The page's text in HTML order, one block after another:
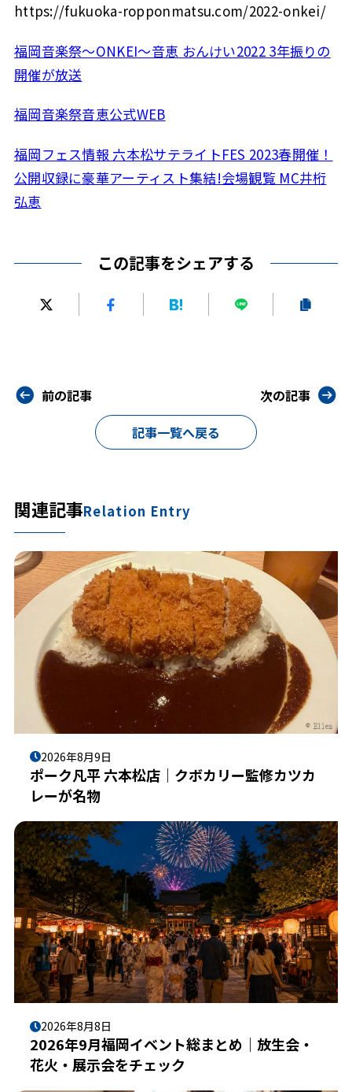
https://fukuoka-ropponmatsu.com/2022-onkei/
福岡音楽祭〜ONKEI〜音恵 おんけい2022 3年振りの
開催が放送
福岡音楽祭音恵公式WEB
福岡フェス情報 六本松サテライトFES 2023春開催！
公開収録に豪華アーティスト集結!会場観覧 MC井桁
弘恵
この記事をシェアする
前の記事
記事一覧へ戻る
次の記事
関連記事Relation Entry
2026年8月9日
ポーク凡平 六本松店｜クボカリー監修カツカ
レーが名物
2026年8月8日
2026年9月福岡イベント総まとめ｜放生会・
花火・展示会をチェック